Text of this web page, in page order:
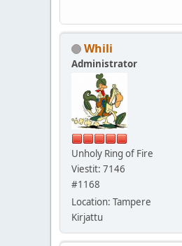
Whili
Administrator
Unholy Ring of Fire
Viestit: 7146
#1168
Location: Tampere
Kirjattu